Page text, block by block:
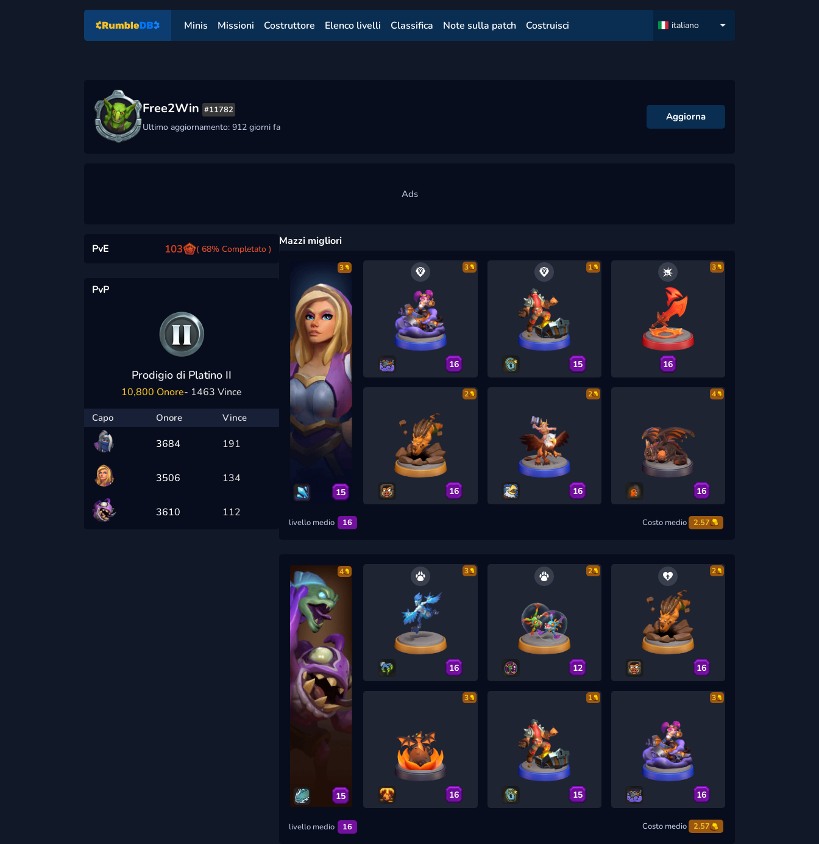
Minis Missioni Costruttore Elenco livelli Classifica Note sulla patch Costruisci italiano
Free2Win #11782
Ultimo aggiornamento: 912 giorni fa
Aggiorna
PvE 103 ( 68% Completato )
PvP
Prodigio di Platino II
10,800 Onore- 1463 Vince
Capo Onore Vince
3684 191
3506 134
3610 112
Mazzi migliori
3
15
3
16
1
15
3
16
2
16
2
16
4
16
livello medio 16 Costo medio 2.57
4
15
3
16
2
12
2
16
3
16
1
15
3
16
livello medio 16 Costo medio 2.57